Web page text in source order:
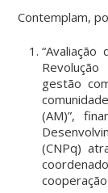
Contemplam,
gestão
(AM)”,
(CNPq)